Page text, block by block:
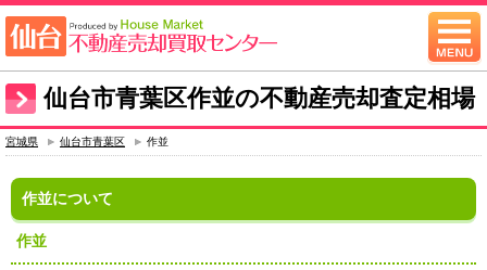
仙台市青葉区作並の不動産売却査定相場
宮城県 仙台市青葉区 作並
作並について
作並